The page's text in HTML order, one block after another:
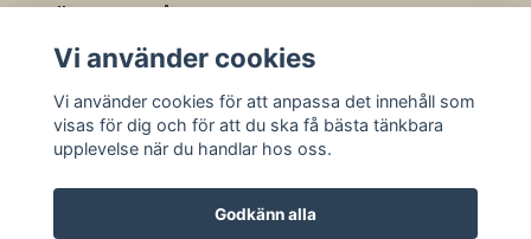
Vi använder cookies
Vi använder cookies för att anpassa det innehåll som
visas för dig och för att du ska få bästa tänkbara
upplevelse när du handlar hos oss.
Godkänn alla